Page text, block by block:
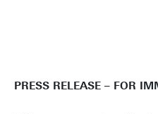
PRESS RELEASE – FOR